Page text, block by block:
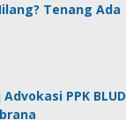
Tenang Ada
PPK BLUD